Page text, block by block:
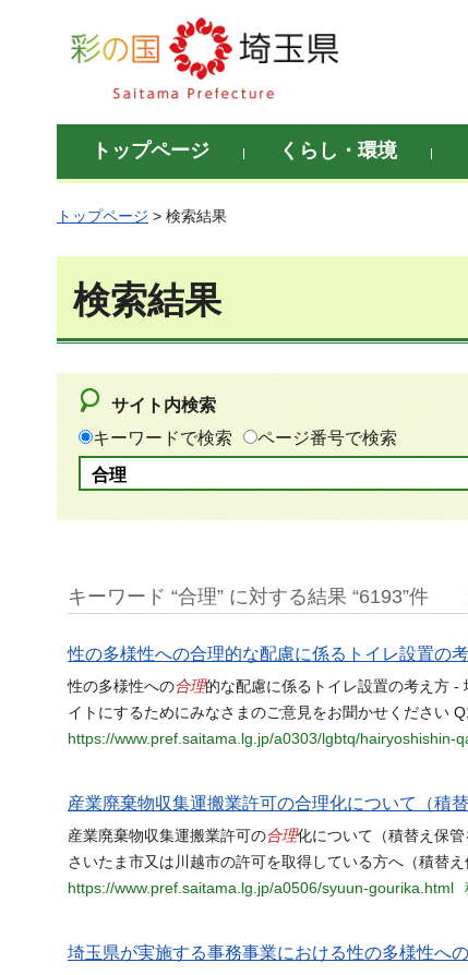
彩の国 埼玉県
トップページ くらし・環境
トップページ > 検索結果
検索結果
サイト内検索
キーワードで検索
ページ番号で検索
キーワード “合理” に対する結果 “6193”件
性の多様性への合理的な配慮に係るトイレ設置の
性の多様性への合理的な配慮に係るトイレ設置の考え方 -
イトにするためにみなさまのご意見をお聞かせください
https://www.pref.saitama.lg.jp/a0303/lgbtq/hairyoshishin-
産業廃棄物収集運搬業許可の合理化について（積替
産業廃棄物収集運搬業許可の合理化について（積替え保
さいたま市又は川越市の許可を取得している方へ（積替
https://www.pref.saitama.lg.jp/a0506/syuun-gourika.html
埼玉県が実施する事務事業における性の多様性へ